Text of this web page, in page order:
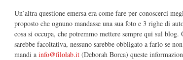
Un’altra questione emersa era come fare per conoscerci
proposto che ognuno mandasse una sua foto e 3 righe di
cosa si occupa, che potremmo mettere sempre qui sul
sarebbe facoltativa, nessuno sarebbe obbligato a farlo se
mandi a info@filolab.it (Deborah Borca) queste